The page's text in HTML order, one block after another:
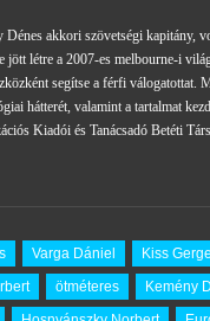
Dénes akkori szövetségi kapitány,
jött létre a 2007-es melbourne-i
segítse a férfi válogatottat.
hátterét, valamint a tartalmat
Kiadói és Tanácsadó Betéti
Varga Dániel Kiss
ötméteres Kemény